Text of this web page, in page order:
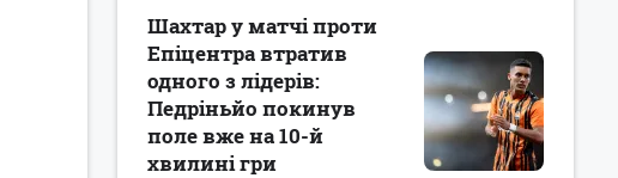
Шахтар у матчі проти
Епіцентра втратив
одного з лідерів:
Педріньйо покинув
поле вже на 10-й
хвилині гри